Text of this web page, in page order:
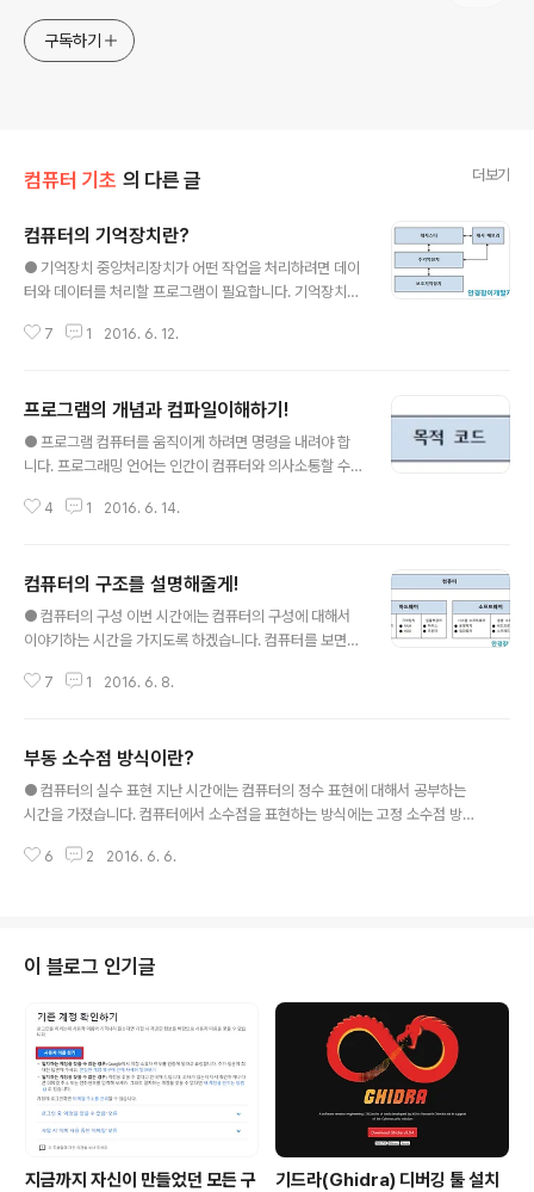
구독하기
컴퓨터 기초 의 다른 글 더보기
컴퓨터의 기억장치란?
● 기억장치 중앙처리장치가 어떤 작업을 처리하려면 데이
터와 데이터를 처리할 프로그램이 필요합니다. 기억장치는
적으로 저장하는 장치입니다. 기억장치는 접근 속도, 기억
메모리, 주기억장치, 보조기억장치로 분류할 수 있습니다. ​
- 레지스터 : 중앙처리장치 내부에 존재하는 기억장치입니
다.​ 접근 시간이 중앙처리장치의 처리 속도와 비슷합니다. ​
속도 차이를 줄이기 위해 사용됩니다. 실행 중인 프로그램
7 1 2016. 6. 12.
프로그램의 개념과 컴파일이해하기!
● 프로그램 컴퓨터를 움직이게 하려면 명령을 내려야 합
니다. 프로그래밍 언어는 인간이 컴퓨터와 의사소통할 수
록 기술한 언어를 말합니다. 프로그램을 짜는 이유는 다음
을 컴퓨터에게 제시할 수 있습니다.' 프로그램은 인스트럭
션(Instruction)이라는 흔히 말하는 명령어로 쓰여져 있으
며, 컴퓨터는 이러한 명령어를 논리적 순서에 따라 수행합
때문에 인간이 이해하기 힘듭니다. 이 문제를 해결하기 위
4 1 2016. 6. 14.
컴퓨터의 구조를 설명해줄게!
● 컴퓨터의 구성 이번 시간에는 컴퓨터의 구성에 대해서
이야기하는 시간을 가지도록 하겠습니다. 컴퓨터를 보면
그 기본적인 구성을 다이어그램(그림)의 형태로 쉽게 이해
(Software)로 구성됩니다. 하드웨어는 컴퓨터를 구성하
는 기계적 장치이고, 소프트웨어는 하드웨어의 동작을 지
시하고 제어하는 명령어의 집합입니다. 컴퓨터 구조란 하
학문입니다. 여기서는 하드웨어의 각 장치에 해당하는 중
7 1 2016. 6. 8.
부동 소수점 방식이란?
● 컴퓨터의 실수 표현 지난 시간에는 컴퓨터의 정수 표현에 대해서 공부하는
시간을 가졌습니다. 컴퓨터에서 소수점을 표현하는 방식에는 고정 소수점 방식
치에 있다는 의미로 정수를 표현할 때 주로 사용되어집니다. 부동 소수점 방식
) 예를 들어 57.23 X 10^1에서 가수는 57.23, 밑수는 10, 지수는 1이 됩니다.
572.3 X 10^2에서는 가수가 572.3, 밑수는 10, 지수..
6 2 2016. 6. 6.
이 블로그 인기글
지금까지 자신이 만들었던 모든 구
기드라(Ghidra) 디버깅 툴 설치